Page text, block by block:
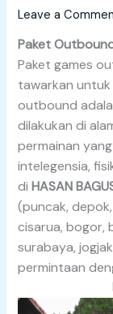
Leave a
Paket
Paket games
tawarkan
outbound
dilakukan di
permainan
intelegensia,
diHASAN
(puncak,
cisarua, bogor,
surabaya,
permintaan